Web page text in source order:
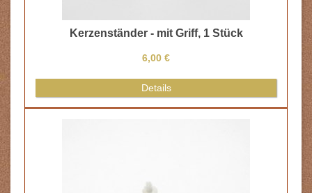
- mit Griff, 1 Stück
€